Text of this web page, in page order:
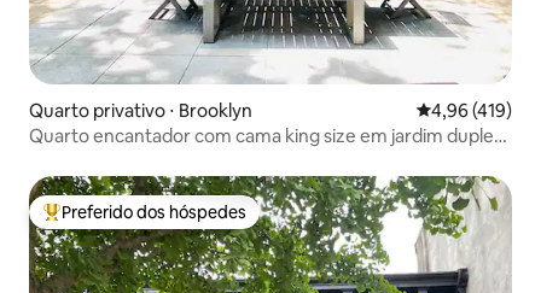
Quarto privativo ⋅ Brooklyn 4,96 de uma
4,96 (419)
Quarto encantador com cama king size em jardim duplex
Entre os melhores preferidos dos hóspedes
Preferido dos hóspedes